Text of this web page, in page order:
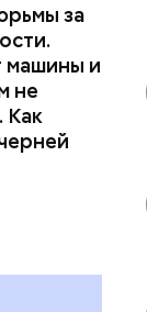
за
машины и
не
Как